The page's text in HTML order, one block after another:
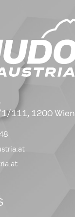
111, 1200 Wien